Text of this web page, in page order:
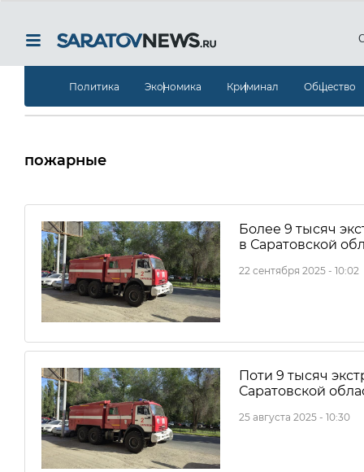
Политика Экономика Криминал Общество
пожарные
Более 9 тысяч
в Саратовской
22 сентября 2025 - 10:02
Поти 9 тысяч
Саратовской
25 августа 2025 - 10:30